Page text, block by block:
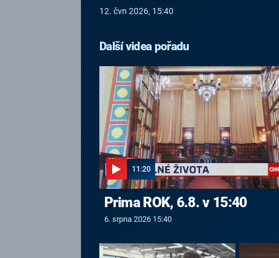
12. čvn 2026, 15:40
Další videa pořadu
11:20
Prima ROK, 6.8. v 15:40
6. srpna 2026 15:40